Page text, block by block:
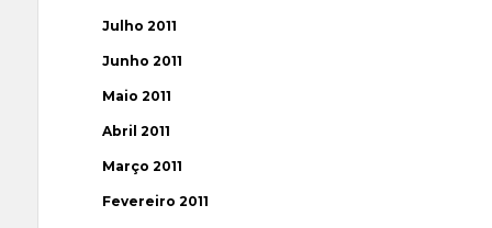
Julho 2011
Junho 2011
Maio 2011
Abril 2011
Março 2011
Fevereiro 2011